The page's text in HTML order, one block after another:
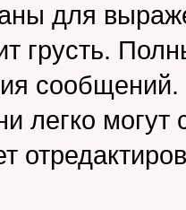
для
грусть.
сообщений.
легко